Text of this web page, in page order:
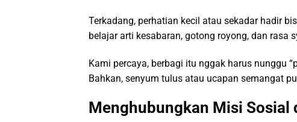
Terkadang, perhatian kecil atau sekadar hadir
belajar arti kesabaran, gotong royong, dan rasa
Kami percaya, berbagi itu nggak harus nunggu
Bahkan, senyum tulus atau ucapan semangat
Menghubungkan Misi Sosial